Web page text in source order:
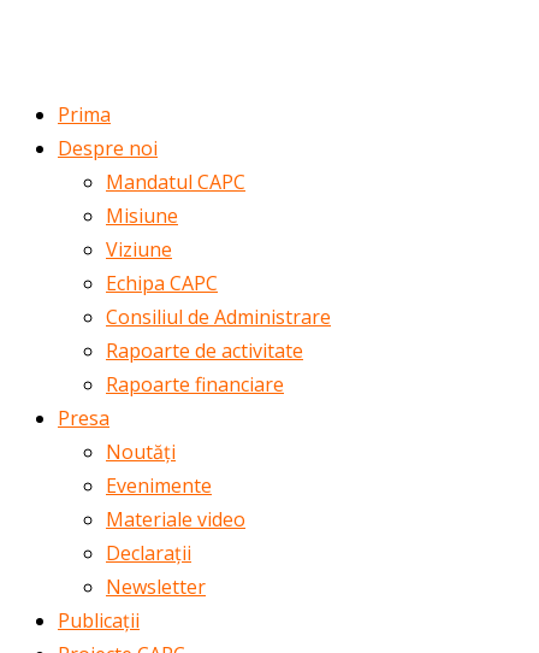
Prima
Despre noi
Mandatul CAPC
Misiune
Viziune
Echipa CAPC
Consiliul de Administrare
Rapoarte de activitate
Rapoarte financiare
Presa
Noutăți
Evenimente
Materiale video
Declarații
Newsletter
Publicații